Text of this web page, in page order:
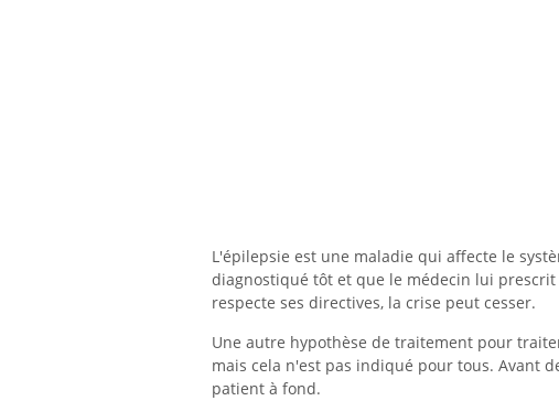
L'épilepsie est une maladie qui affecte le
diagnostiqué tôt et que le médecin lui
respecte ses directives, la crise peut cesser.
Une autre hypothèse de traitement pour
mais cela n'est pas indiqué pour tous. Avant
patient à fond.